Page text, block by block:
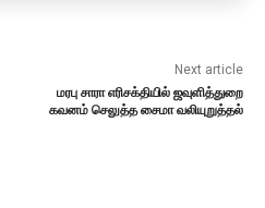
Next article
மரபு சாரா எரிசக்தியில் ஜவுளித்துறை
கவனம் செலுத்த சைமா வலியுறுத்தல்